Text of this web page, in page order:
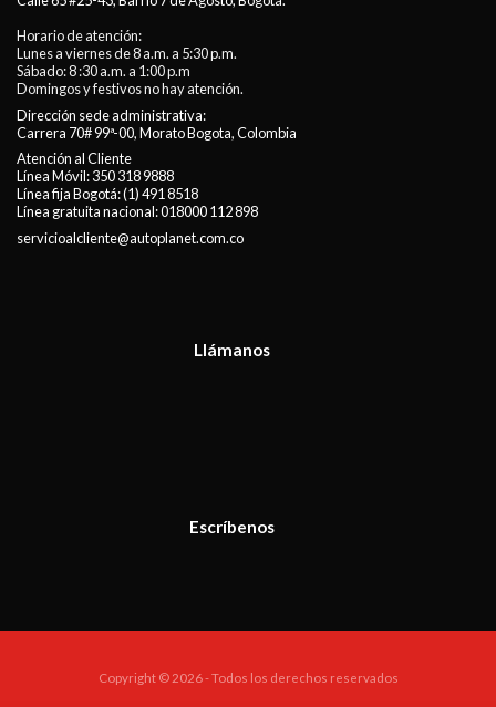
Horario de atención:
Lunes a viernes de 8 a.m. a 5:30 p.m.
Sábado: 8 :30 a.m. a 1:00 p.m
Domingos y festivos no hay atención.
Dirección sede administrativa:
Carrera 70# 99ª-00, Morato Bogota, Colombia
Atención al Cliente
Línea Móvil:350 318 9888
Línea fija Bogotá:(1) 491 8518
Línea gratuita nacional:018000 112 898
servicioalcliente@autoplanet.com.co
Llámanos
Escríbenos
Copyright © 2026 - Todos los derechos reservados